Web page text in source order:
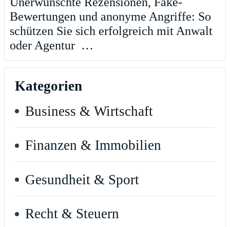
Bewertungen und anonyme Angriffe: So
schützen Sie sich erfolgreich mit Anwalt
oder Agentur …
Kategorien
Business & Wirtschaft
Finanzen & Immobilien
Gesundheit & Sport
Recht & Steuern